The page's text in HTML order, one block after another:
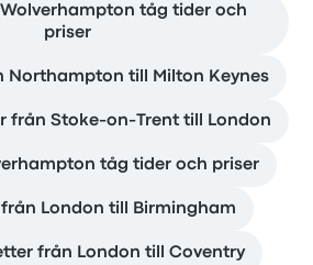
tåg tider och
priser
Northampton till Milton Keynes
från Stoke-on-Trent till London
tåg tider och priser
från London till Birmingham
från London till Coventry